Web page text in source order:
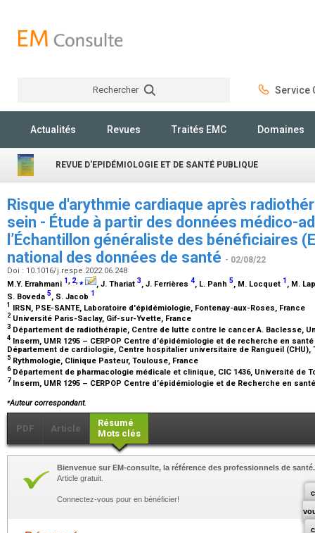
Rechercher Service
Actualités Revues Traités EMC Domaines
REVUE D'EPIDÉMIOLOGIE ET DE SANTÉ PUBLIQUE
Risque d'arythmie cardiaque après
sein - Étude à partir des données médico-
l’Échantillon généraliste des bénéficiaires
national des données de santé - 02/08/22
Doi : 10.1016/j.respe.2022.06.248
M.Y. Errahmani 1, 2,⁎ , J. Thariat 3, J. Ferrières 4, L. Panh 5, M. Locquet 1 , M.
S. Boveda 5, S. Jacob 1
1 IRSN, PSE-SANTE, Laboratoire d'épidémiologie, Fontenay-aux-Roses, France
2 Université Paris-Saclay, Gif-sur-Yvette, France
3 Département de radiothérapie, Centre de lutte contre le cancer A. Baclesse,
4 Inserm, UMR 1295 – CERPOP Centre d’épidémiologie et de recherche en
Département de cardiologie, Centre hospitalier universitaire de Rangueil (CHU),
5 Rythmologie, Clinique Pasteur, Toulouse, France
6Département de pharmacologie médicale et clinique, CIC 1436, Université de
7 Inserm, UMR 1295 – CERPOP Centre d’épidémiologie et de Recherche en
⁎Auteur correspondant.
PDF Article
Résumé
Mots clés
Bienvenue sur EM-consulte, la référence des professionnels de santé.
Article gratuit.
Connectez-vous pour en bénéficier!